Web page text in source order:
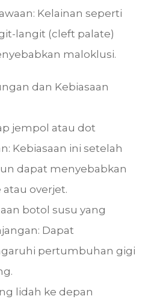
Kelainan seperti
langit (cleft palate)
maloklusi.
dan Kebiasaan
jempol atau dot
Kebiasaan ini setelah
dapat menyebabkan
overjet.
botol susu yang
Dapat
pertumbuhan gigi
lidah ke depan